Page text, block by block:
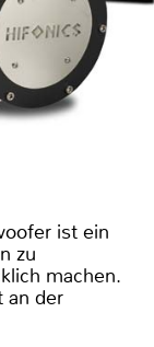
ist ein
zu
machen.
an der